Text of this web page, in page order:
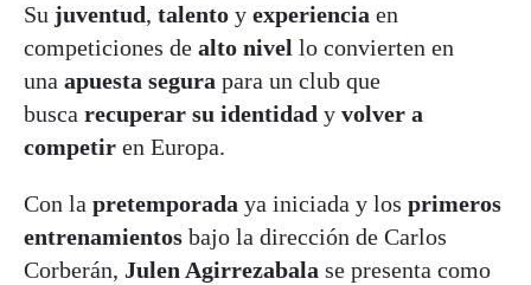
Su juventud, talento y experiencia en
competiciones de alto nivel lo convierten en
una apuesta segura para un club que
busca recuperar su identidad y volver a
competir en Europa.
Con la pretemporada ya iniciada y los primeros
entrenamientos bajo la dirección de Carlos
Corberán, Julen Agirrezabala se presenta como